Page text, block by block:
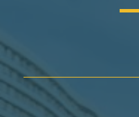
Nombre*
Apellidos*